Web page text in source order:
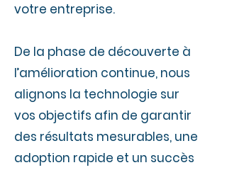
votre entreprise.
De la phase de découverte à
l’amélioration continue, nous
alignons la technologie sur
vos objectifs afin de garantir
des résultats mesurables, une
adoption rapide et un succès